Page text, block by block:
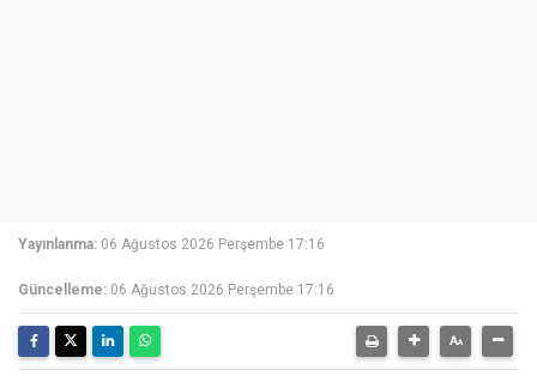
Yayınlanma: 06 Ağustos 2026 Perşembe 17:16
Güncelleme: 06 Ağustos 2026 Perşembe 17:16